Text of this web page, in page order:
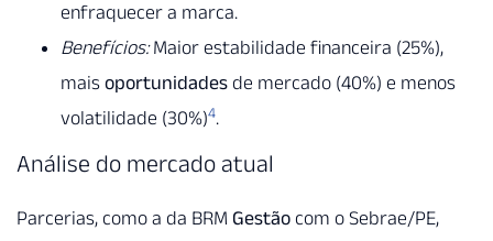
enfraquecer a marca.
Benefícios:Maior estabilidade financeira (25%),
mais oportunidades de mercado (40%) e menos
volatilidade (30%)4.
Análise do mercado atual
Parcerias, como a da BRM Gestão com o Sebrae/PE,